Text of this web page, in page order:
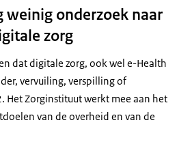
weinig onderzoek naar
zorg
dat digitale zorg, ook wel e-Health
vervuiling, verspilling of
Het Zorginstituut werkt mee aan het
van de overheid en van de